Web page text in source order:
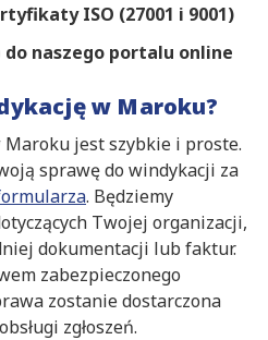
ISO (27001 i 9001)
do naszego portalu online
w Maroku?
Maroku jest szybkie i proste.
sprawę do windykacji za
. Będziemy
Twojej organizacji,
dokumentacji lub faktur.
zabezpieczonego
zostanie dostarczona
zgłoszeń.